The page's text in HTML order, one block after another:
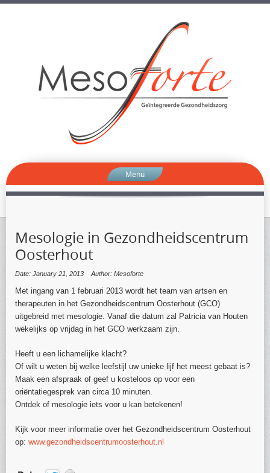
Menu
Mesologie in Gezondheidscentrum
Oosterhout
Date: January 21, 2013 Author: Mesoforte
Met ingang van 1 februari 2013 wordt het team van artsen en
therapeuten in het Gezondheidscentrum Oosterhout (GCO)
uitgebreid met mesologie. Vanaf die datum zal Patricia van Houten
wekelijks op vrijdag in het GCO werkzaam zijn.
Heeft u een lichamelijke klacht?
Of wilt u weten bij welke leefstijl uw unieke lijf het meest gebaat is?
Maak een afspraak of geef u kosteloos op voor een
oriëntatiegesprek van circa 10 minuten.
Ontdek of mesologie iets voor u kan betekenen!
Kijk voor meer informatie over het Gezondheidscentrum Oosterhout
op: www.gezondheidscentrumoosterhout.nl